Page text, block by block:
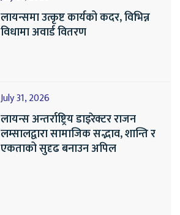
लायन्समा उत्कृष्ट कार्यको कदर, विभिन्न
विधामा अवार्ड वितरण
July 31, 2026
लायन्स अन्तर्राष्ट्रिय डाइरेक्टर राजन
लम्सालद्वारा सामाजिक सद्भाव, शान्ति र
एकताको सुदृढ बनाउन अपिल